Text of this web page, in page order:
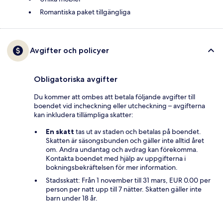
Romantiska paket tillgängliga
Avgifter och policyer
Obligatoriska avgifter
Du kommer att ombes att betala följande avgifter till
boendet vid incheckning eller utcheckning – avgifterna
kan inkludera tillämpliga skatter:
En skatt tas ut av staden och betalas på boendet.
Skatten är säsongsbunden och gäller inte alltid året
om. Andra undantag och avdrag kan förekomma.
Kontakta boendet med hjälp av uppgifterna i
bokningsbekräftelsen för mer information.
Stadsskatt: Från 1 november till 31 mars, EUR 0.00 per
person per natt upp till 7 nätter. Skatten gäller inte
barn under 18 år.